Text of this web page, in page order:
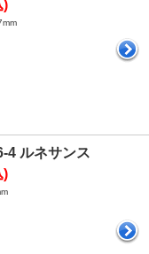
)
4 ルネサンス
)